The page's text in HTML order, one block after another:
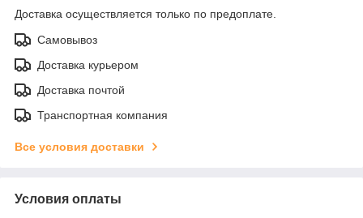
Доставка осуществляется только по предоплате.
Самовывоз
Доставка курьером
Доставка почтой
Транспортная компания
Все условия доставки
Условия оплаты